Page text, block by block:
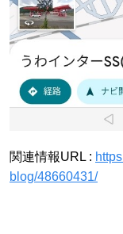
関連情報URL :
blog/48660431/